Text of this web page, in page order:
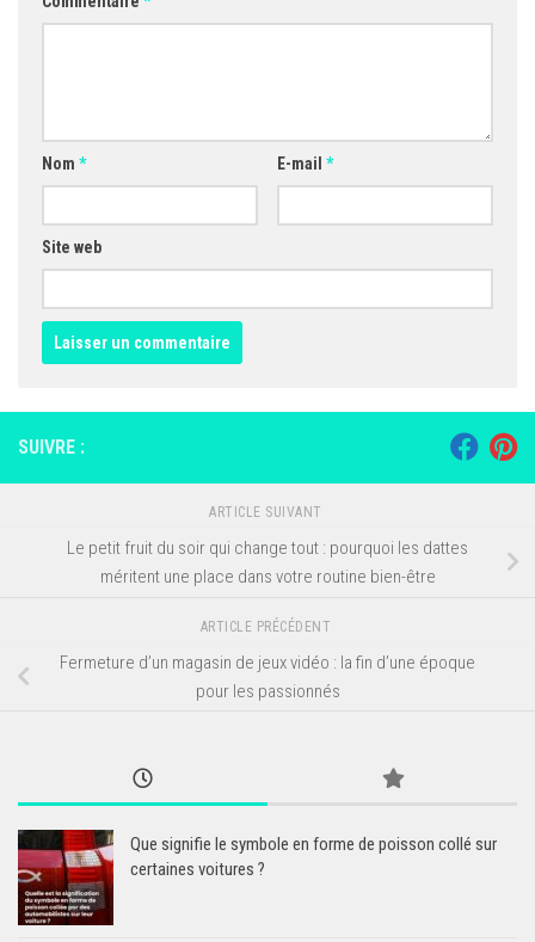
Nom * E-mail *
Site web
SUIVRE :
ARTICLE SUIVANT
Le petit fruit du soir qui change tout : pourquoi les dattes
méritent une place dans votre routine bien-être
ARTICLE PRÉCÉDENT
Fermeture d’un magasin de jeux vidéo : la fin d’une époque
pour les passionnés
Que signifie le symbole en forme de poisson collé sur
certaines voitures ?